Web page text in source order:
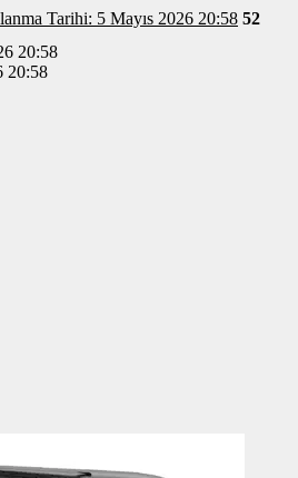
Yayınlanma Tarihi: 5 Mayıs 2026 20:58 52
20:58
20:58